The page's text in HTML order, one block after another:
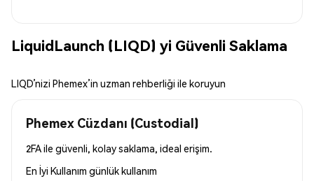
LiquidLaunch (LIQD) yi Güvenli Saklama
LIQD’nizi Phemex’in uzman rehberliği ile koruyun
Phemex Cüzdanı (Custodial)
2FA ile güvenli, kolay saklama, ideal erişim.
En İyi Kullanım günlük kullanım